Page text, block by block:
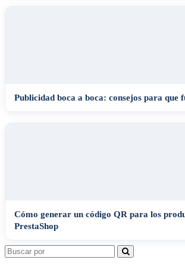
Publicidad boca a boca: consejos para que
Cómo generar un código QR para los
PrestaShop
Search
for: